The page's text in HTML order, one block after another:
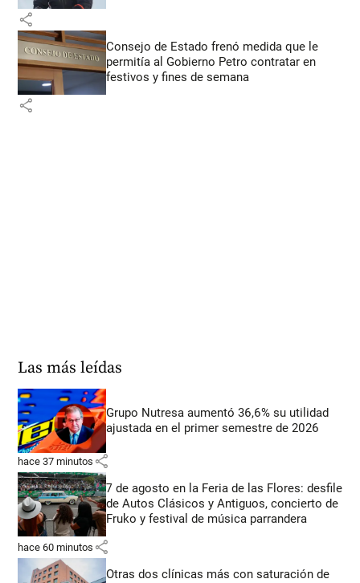
share
Consejo de Estado frenó medida que le
permitía al Gobierno Petro contratar en
festivos y fines de semana
share
Las más leídas
Grupo Nutresa aumentó 36,6% su utilidad
ajustada en el primer semestre de 2026
hace 37 minutos share
7 de agosto en la Feria de las Flores: desfile
de Autos Clásicos y Antiguos, concierto de
Fruko y festival de música parrandera
hace 60 minutos share
Otras dos clínicas más con saturación de